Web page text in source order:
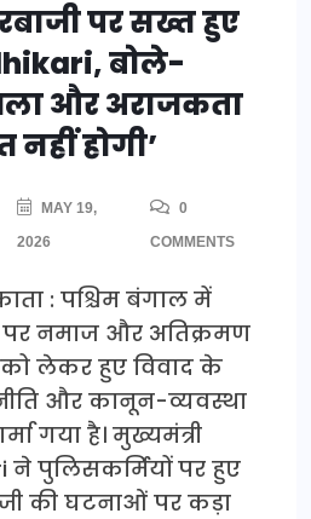
पर सख्त हुए
बोले-
और अराजकता
नहीं होगी’
MAY 19,
2026
0
COMMENTS
: पश्चिम बंगाल में
पर नमाज और अतिक्रमण
को लेकर हुए विवाद के
और कानून-व्यवस्था
गया है। मुख्यमंत्री
ने पुलिसकर्मियों पर हुए
की घटनाओं पर कड़ा